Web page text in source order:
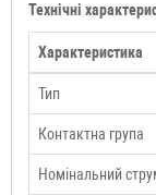
Технічні
Характеристика
Тип
Контактна група
Номінальний